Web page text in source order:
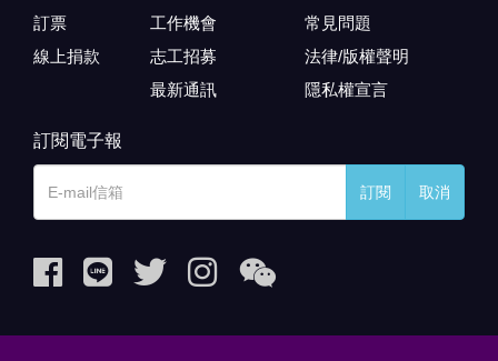
訂票
線上捐款
工作機會
志工招募
最新通訊
常見問題
法律/版權聲明
隱私權宣言
訂閱電子報
訂閱 取消